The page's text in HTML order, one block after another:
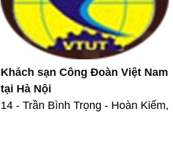
Khách sạn Công Đoàn Việt Nam
tại Hà Nội
14 - Trần Bình Trọng - Hoàn Kiếm,